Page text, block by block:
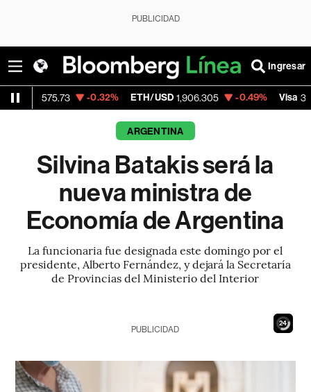
PUBLICIDAD
Ingresar
-0.32% ETH/USD 1,906.305 -0.49% Visa 368.54 -
ARGENTINA
Silvina Batakis será la
nueva ministra de
Economía de Argentina
La funcionaria fue designada este domingo por el
presidente, Alberto Fernández, y dejará la Secretaría
de Provincias del Ministerio del Interior
22
PUBLICIDAD